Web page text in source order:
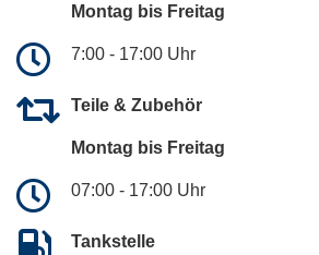
Montag bis Freitag
7:00 - 17:00 Uhr
Teile & Zubehör
Montag bis Freitag
07:00 - 17:00 Uhr
Tankstelle